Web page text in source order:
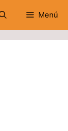
Menú